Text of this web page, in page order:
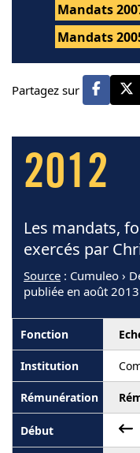
Mandats
Mandats
Partagez sur
2012
Les mandats,
exercés par
Source : Cumuleo ›
publiée en août 2013